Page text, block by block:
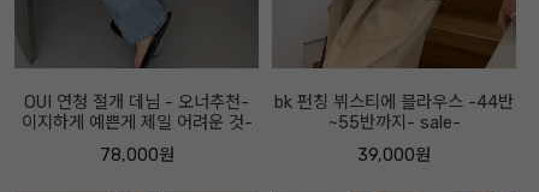
OUI 연청 절개 데님 - 오너추천-
이지하게 예쁜게 제일 어려운 것-
78,000원
bk 펀칭 뷔스티에 블라우스 -44반
~55반까지- sale-
39,000원